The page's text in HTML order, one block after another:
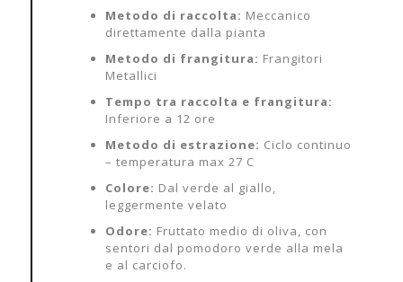
Metodo di raccolta: Meccanico
direttamente dalla pianta
Metodo di frangitura: Frangitori
Metallici
Tempo tra raccolta e frangitura:
Inferiore a 12 ore
Metodo di estrazione: Ciclo continuo
– temperatura max 27 C
Colore: Dal verde al giallo,
leggermente velato
Odore: Fruttato medio di oliva, con
sentori dal pomodoro verde alla mela
e al carciofo.